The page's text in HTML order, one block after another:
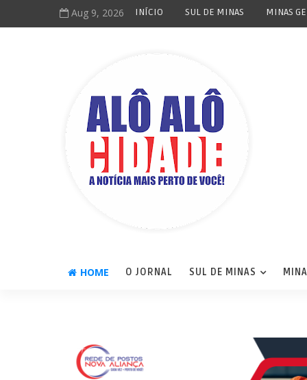
Aug 9, 2026 INÍCIO SUL DE MINAS MINAS
HOME O JORNAL SUL DE MINAS